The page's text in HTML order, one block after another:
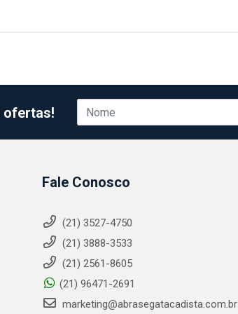
ofertas!
Fale Conosco
(21) 3527-4750
(21) 3888-3533
(21) 2561-8605
(21) 96471-2691
marketing@abrasegatacadista.com.br